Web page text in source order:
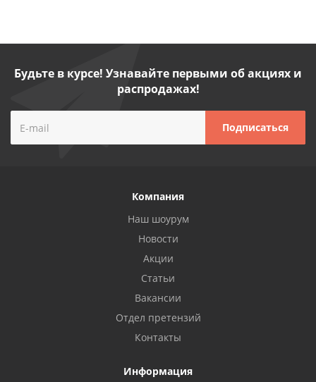
Будьте в курсе! Узнавайте первыми об акциях и
распродажах!
Компания
Наш шоурум
Новости
Акции
Статьи
Вакансии
Отдел претензий
Контакты
Информация